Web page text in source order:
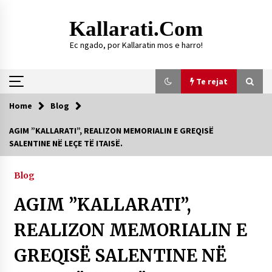
Kallarati.com
Ec ngado, por Kallaratin mos e harro!
Te rejat
Te rejat
DURRËS: ZGJEDHJE TË REJA TË DEGËS SË
16/07/2026
Gazeta Kallarati nr. 118
07/07/2026
SI U ARRIT TË REALIZOHEJ PERLA FOLKLORIKE
“JANINËS Ç’I PANË SYTË”
06/06/2026
Home Blog
AGIM ”KALLARATI”, REALIZON MEMORIALIN E GREQISË
SALENTINE NË LEÇE TË ITAISË.
Blog
AGIM ”KALLARATI”,
REALIZON MEMORIALIN E
GREQISË SALENTINE NË